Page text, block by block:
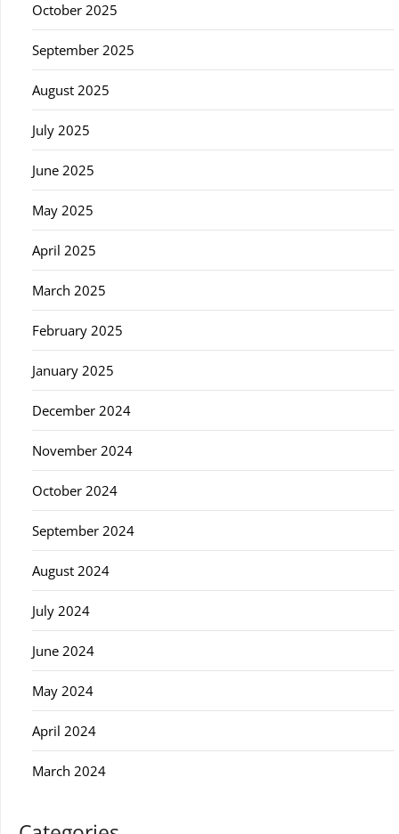
October 2025
September 2025
August 2025
July 2025
June 2025
May 2025
April 2025
March 2025
February 2025
January 2025
December 2024
November 2024
October 2024
September 2024
August 2024
July 2024
June 2024
May 2024
April 2024
March 2024